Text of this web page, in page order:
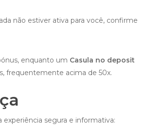
não estiver ativa para você, confirme
enquanto um Casula no deposit
frequentemente acima de 50x.
segura e informativa: